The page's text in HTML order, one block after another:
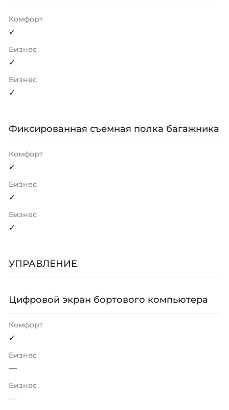
Комфорт
✓
Бизнес
✓
Бизнес
✓
Фиксированная съемная полка багажника
Комфорт
✓
Бизнес
✓
Бизнес
✓
УПРАВЛЕНИЕ
Цифровой экран бортового компьютера
Комфорт
✓
Бизнес
—
Бизнес
—